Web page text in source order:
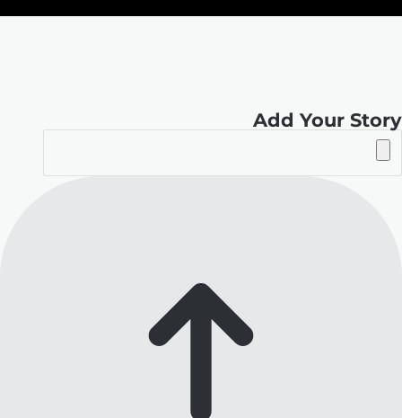
الموقع
Add Your Story